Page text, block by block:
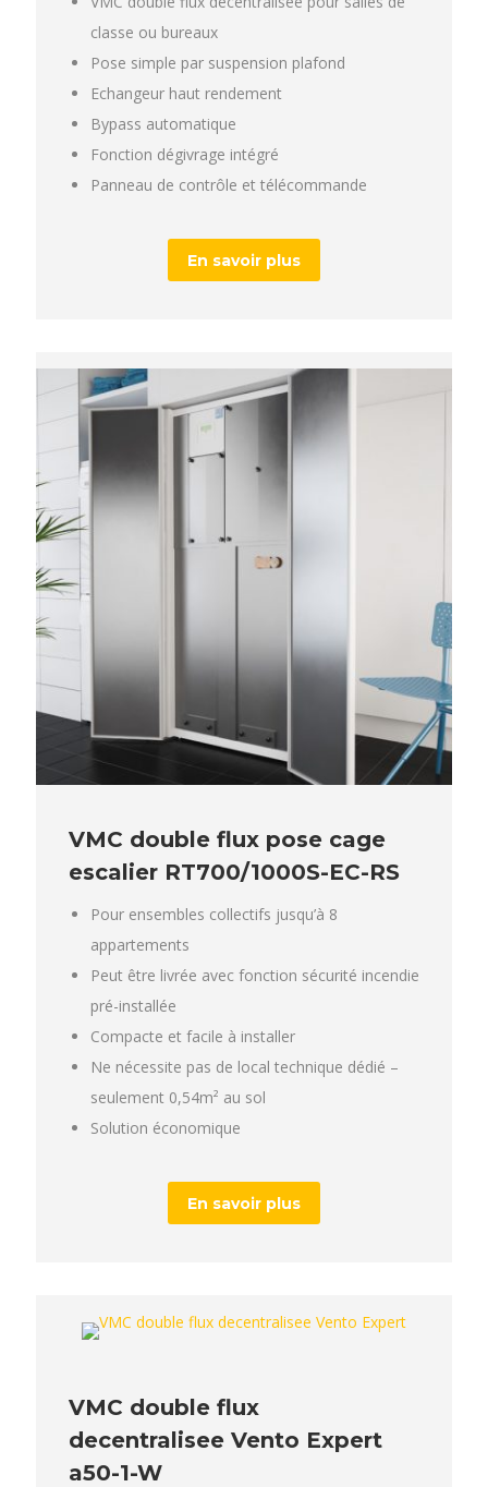
classe ou bureaux
Pose simple par suspension plafond
Echangeur haut rendement
Bypass automatique
Fonction dégivrage intégré
Panneau de contrôle et télécommande
En savoir plus
VMC double flux pose cage
escalier RT700/1000S-EC-RS
Pour ensembles collectifs jusqu’à 8
appartements
Peut être livrée avec fonction sécurité incendie
pré-installée
Compacte et facile à installer
Ne nécessite pas de local technique dédié –
seulement 0,54m² au sol
Solution économique
En savoir plus
VMC double flux
decentralisee Vento Expert
a50-1-W